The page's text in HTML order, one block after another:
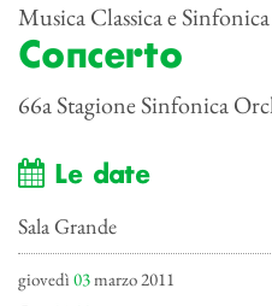
Musica Classica e Sinfonica
Concerto
66a Stagione Sinfonica
Le date
Sala Grande
giovedì 03marzo 2011